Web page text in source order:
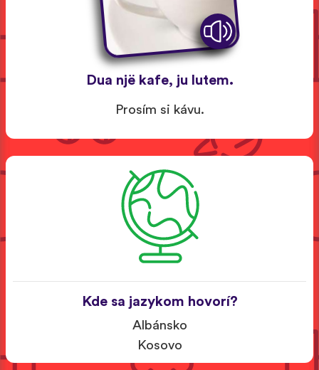
Dua një kafe, ju lutem.
Prosím si kávu.
Kde sa jazykom hovorí?
Albánsko
Kosovo